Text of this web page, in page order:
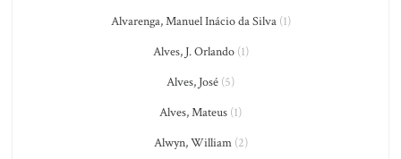
Alvarenga, Manuel Inácio da Silva(1)
Alves, J. Orlando(1)
Alves, José (5)
Alves, Mateus (1)
Alwyn, William(2)